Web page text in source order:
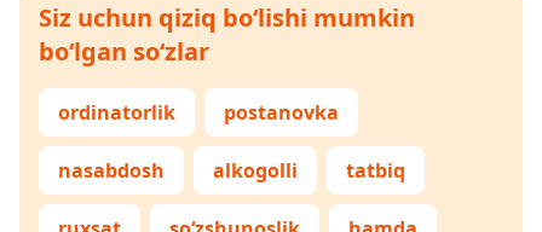
Siz uchun qiziq bo‘lishi mumkin
bo‘lgan so‘zlar
ordinatorlik postanovka
nasabdosh alkogolli tatbiq